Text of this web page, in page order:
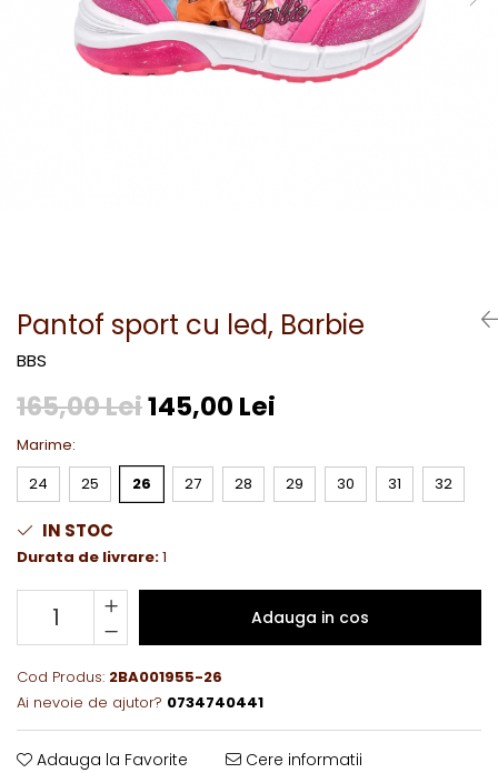
Pantof sport cu led, Barbie
BBS
165,00 Lei145,00 Lei
Marime:
24
25 26 27 28 29 30 31 32
IN STOC
Durata de livrare:1
Adauga in cos
Cod Produs: 2BA001955-26
Ai nevoie de ajutor? 0734740441
Adauga la Favorite Cere informatii